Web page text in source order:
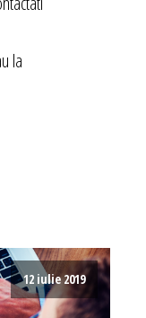
la
12 iulie 2019